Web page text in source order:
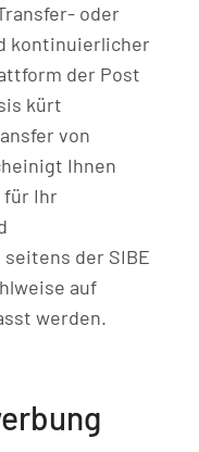
oder
kontinuierlicher
der Post
kürt
von
Ihnen
für Ihr
der SIBE
auf
werden.